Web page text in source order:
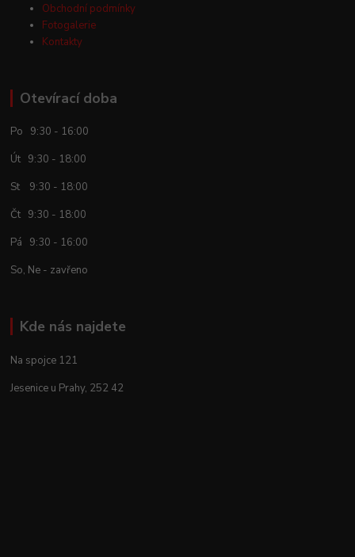
Obchodní podmínky
Fotogalerie
Kontakty
Otevírací doba
Po 9:30 - 16:00
Út 9:30 - 18:00
St 9:30 - 18:00
Čt 9:30 - 18:00
Pá 9:30 - 16:00
So, Ne - zavřeno
Kde nás najdete
Na spojce 121
Jesenice u Prahy, 252 42